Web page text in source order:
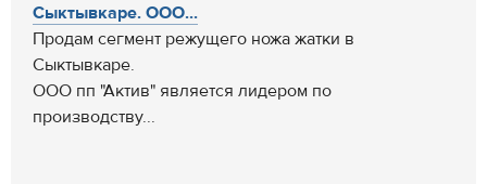
Сыктывкаре. ООО...
Продам сегмент режущего ножа жатки в
Сыктывкаре.
ООО пп "Актив" является лидером по
производству...